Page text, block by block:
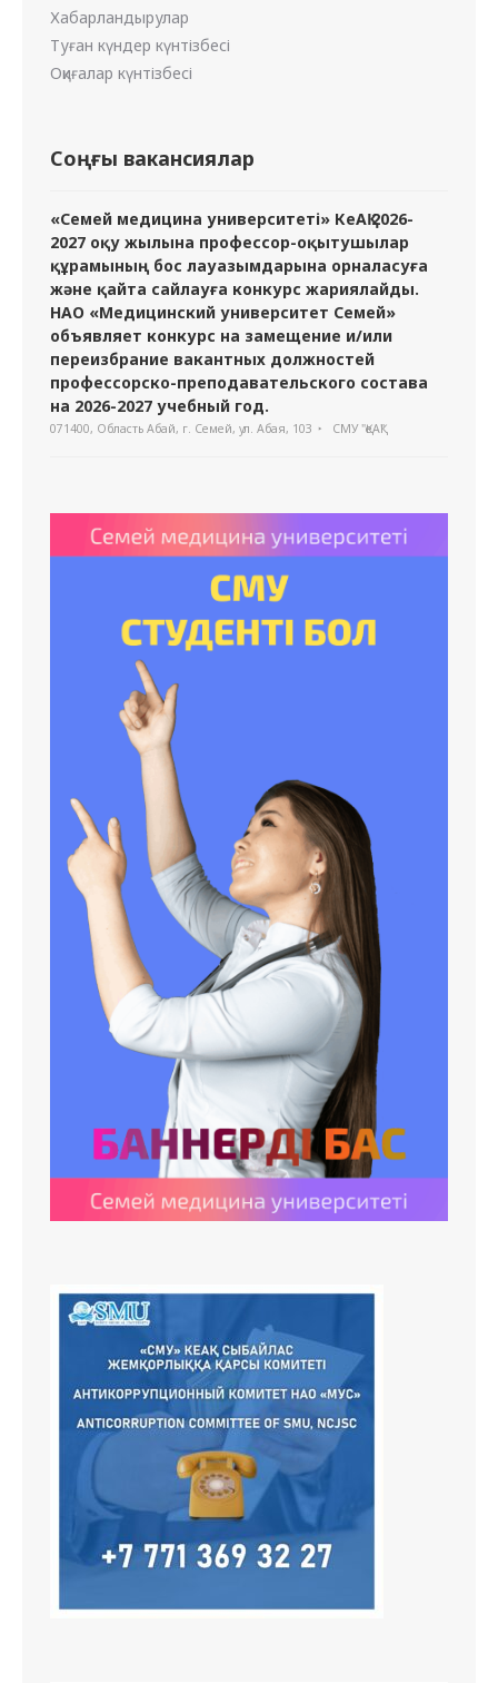
Хабарландырулар
Туған күндер күнтізбесі
Оқиғалар күнтізбесі
Соңғы вакансиялар
«Семей медицина университеті» КеАҚ 2026-
2027 оқу жылына профессор-оқытушылар
құрамының бос лауазымдарына орналасуға
және қайта сайлауға конкурс жариялайды.
НАО «Медицинский университет Семей»
объявляет конкурс на замещение и/или
переизбрание вакантных должностей
профессорско-преподавательского состава
на 2026-2027 учебный год.
071400, Область Абай, г. Семей, ул. Абая, 103 СМУ "ҚеАҚ"